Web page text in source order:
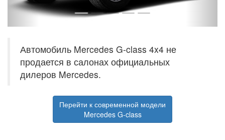
Автомобиль Mercedes G-class 4x4 не
продается в салонах официальных
дилеров Mercedes.
Перейти к современной модели
Mercedes G-class